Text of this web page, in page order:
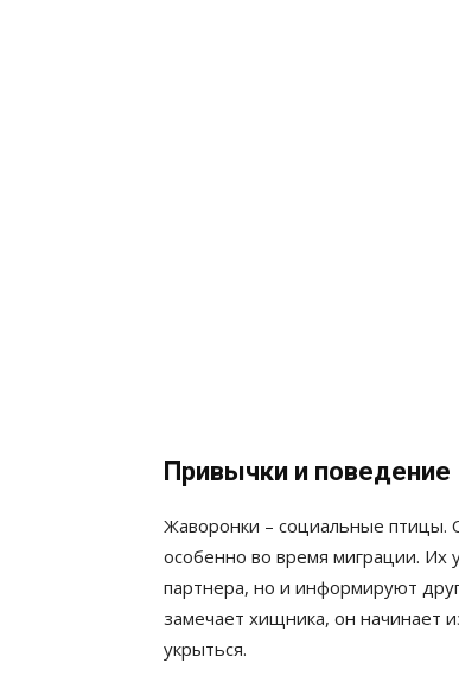
Привычки и поведение
Жаворонки – социальные птицы.
особенно во время миграции. Их
партнера, но и информируют
замечает хищника, он начинает
укрыться.